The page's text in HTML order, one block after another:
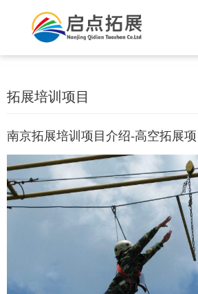
拓展培训项目
南京拓展培训项目介绍-高空拓展